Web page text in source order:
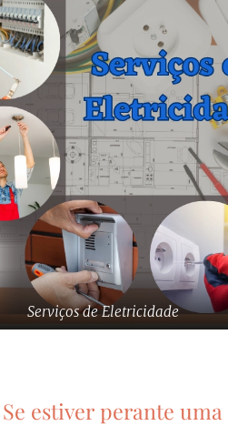
Serviços de Eletricidade
Se estiver perante uma